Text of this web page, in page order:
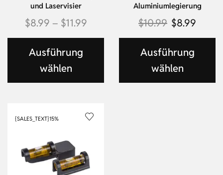
und Laservisier
$8.99 – $11.99
Ausführung
wählen
Aluminiumlegierung
$10.99 $8.99
Ausführung
wählen
{SALES_TEXT}15%